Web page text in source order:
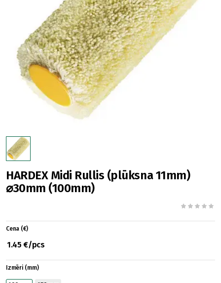
HARDEX Midi Rullis (plūksna 11mm)
⌀30mm (100mm)
Cena (€)
1.45 €/pcs
Izmēri (mm)